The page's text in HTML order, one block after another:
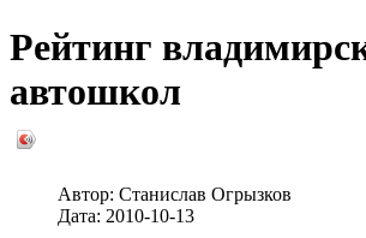
Рейтинг
автошкол
Автор: Станислав Огрызков
Дата: 2010-10-13